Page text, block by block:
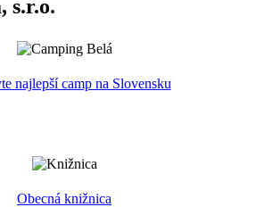
s.r.o.
najlepší camp na Slovensku
Obecná knižnica